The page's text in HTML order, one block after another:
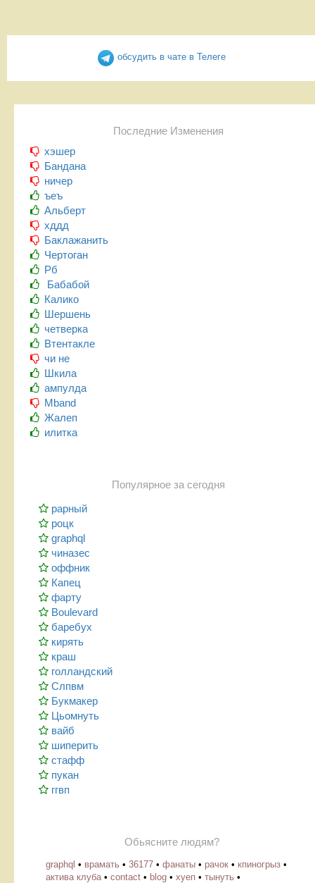
обсудить в чате в Телеге
Последние Изменения
хэшер
Бандана
ничер
ъеъ
Альберт
хддд
Баклажанить
Чертоган
Рб
Бабабой
Калико
Шершень
четверка
Втентакле
чи не
Шкила
ампулда
Mband
Жалеп
илитка
Популярное за сегодня
рарный
роцк
graphql
чиназес
оффник
Капец
фарту
Boulevard
баребух
кирять
краш
голландский
Слпвм
Букмакер
Цьомнуть
вайб
шиперить
стафф
пукан
ггвп
Обьясните людям?
graphql • врамать • 36177 • фанаты • рачок • кпиногрыз •
актива клуба • contact • blog • хуеп • тынуть •